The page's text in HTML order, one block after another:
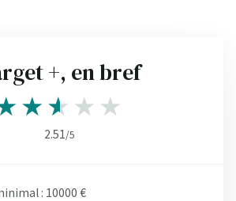
+, en bref
2.51/5
: 10000 €